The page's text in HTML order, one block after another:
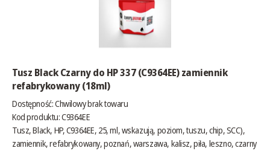
Tusz Black Czarny do HP 337 (C9364EE) zamiennik
refabrykowany (18ml)
Dostępność:Chwilowy brak towaru
Kod produktu: C9364EE
Tusz, Black, HP, C9364EE, 25, ml, wskazują, poziom, tuszu, chip, SCC),
zamiennik, refabrykowany, poznań, warszawa, kalisz, piła, leszno, czarny